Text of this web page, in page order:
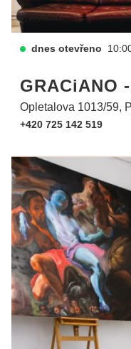
dnes otevřeno
GRACiANO
Opletalova 1013/59,
+420 725 142 519